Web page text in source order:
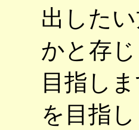
出した
かと存
目指し
を目指